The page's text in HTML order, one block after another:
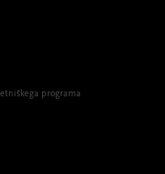
programa